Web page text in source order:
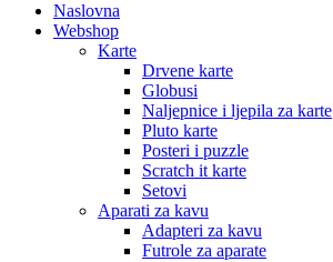
Naslovna
Webshop
Karte
Drvene karte
Globusi
Naljepnice i ljepila za karte
Pluto karte
Posteri i puzzle
Scratch it karte
Setovi
Aparati za kavu
Adapteri za kavu
Futrole za aparate